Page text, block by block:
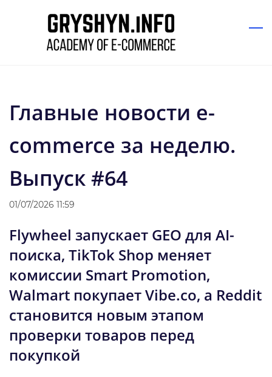
Главные новости e-
commerce за неделю.
Выпуск #64
01/07/2026 11:59
Flywheel запускает GEO для AI-
поиска, TikTok Shop меняет
комиссии Smart Promotion,
Walmart покупает Vibe.co, а Reddit
становится новым этапом
проверки товаров перед
покупкой